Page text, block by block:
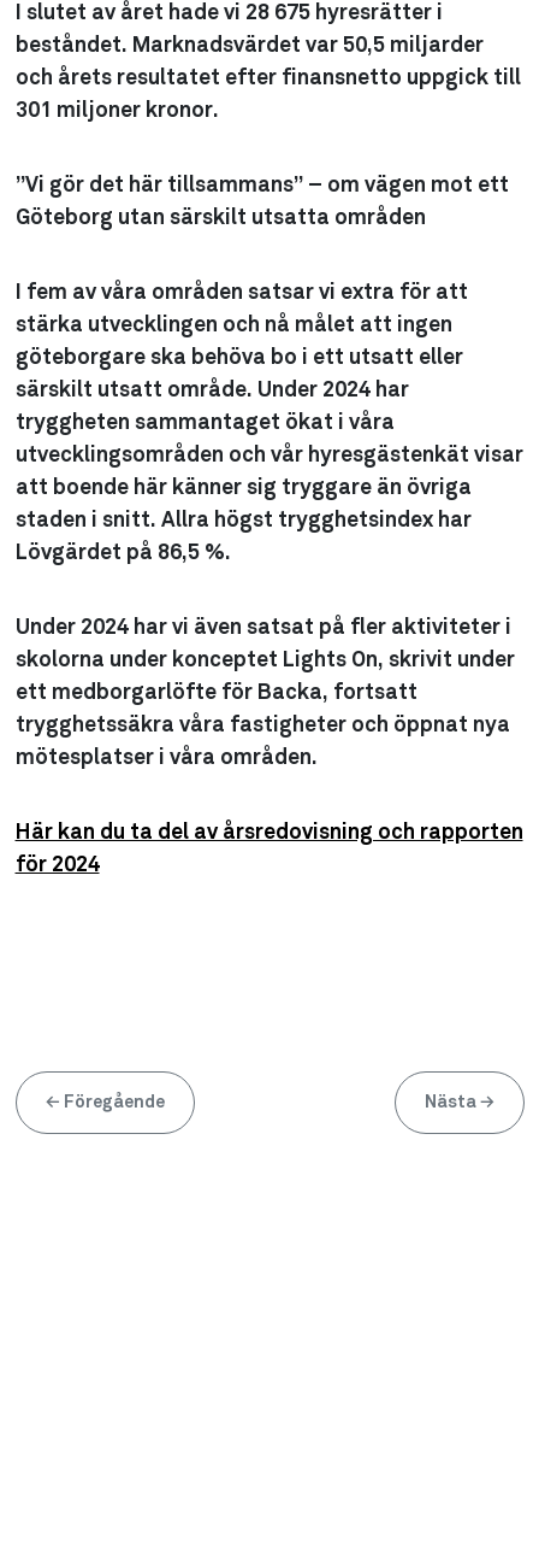
I slutet av året hade vi 28 675 hyresrätter i
beståndet. Marknadsvärdet var 50,5 miljarder
och årets resultatet efter finansnetto uppgick till
301 miljoner kronor.
”Vi gör det här tillsammans” – om vägen mot ett
Göteborg utan särskilt utsatta områden
I fem av våra områden satsar vi extra för att
stärka utvecklingen och nå målet att ingen
göteborgare ska behöva bo i ett utsatt eller
särskilt utsatt område. Under 2024 har
tryggheten sammantaget ökat i våra
utvecklingsområden och vår hyresgästenkät visar
att boende här känner sig tryggare än övriga
staden i snitt. Allra högst trygghetsindex har
Lövgärdet på 86,5 %.
Under 2024 har vi även satsat på fler aktiviteter i
skolorna under konceptet Lights On, skrivit under
ett medborgarlöfte för Backa, fortsatt
trygghetssäkra våra fastigheter och öppnat nya
mötesplatser i våra områden.
Här kan du ta del av årsredovisning och rapporten
för 2024
← Föregående Nästa →